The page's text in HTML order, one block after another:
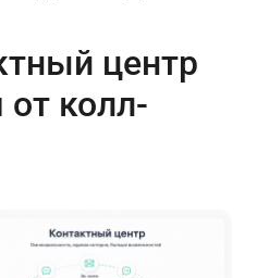
центр
от колл-